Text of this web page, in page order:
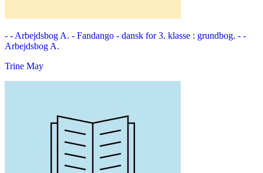
- - Arbejdsbog A. - Fandango - dansk for 3. klasse : grundbog. - -
Arbejdsbog A.
Trine May